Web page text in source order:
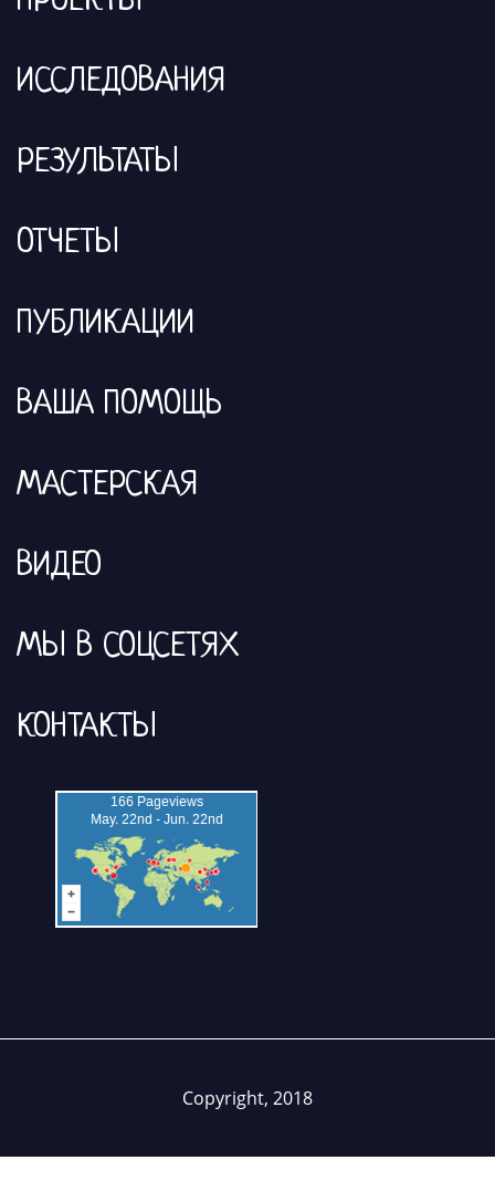
ИССЛЕДОВАНИЯ
РЕЗУЛЬТАТЫ
ОТЧЕТЫ
ПУБЛИКАЦИИ
ВАША ПОМОЩЬ
МАСТЕРСКАЯ
ВИДЕО
МЫ В СОЦСЕТЯХ
КОНТАКТЫ
Copyright, 2018